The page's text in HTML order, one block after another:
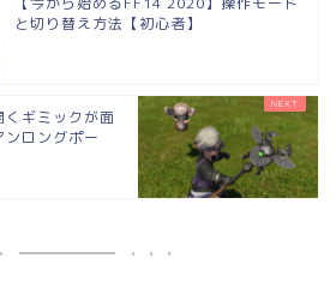
と切り替え方法【初心者】
くギミックが面
ロングポー